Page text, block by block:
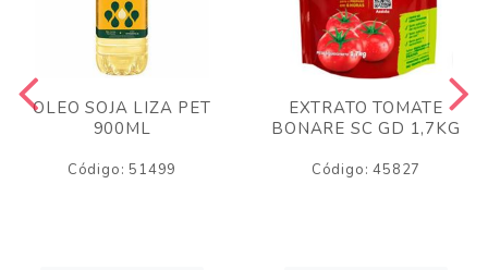
OLEO SOJA LIZA PET
900ML
Código: 51499
EXTRATO TOMATE
BONARE SC GD 1,7KG
Código: 45827